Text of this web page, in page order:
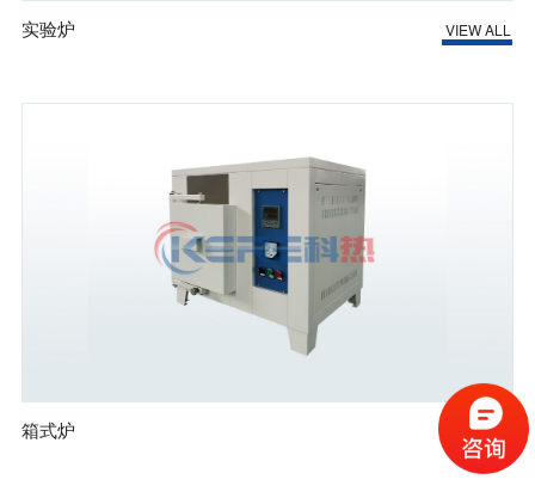
实验炉 VIEW ALL
箱式炉 VIEW ALL